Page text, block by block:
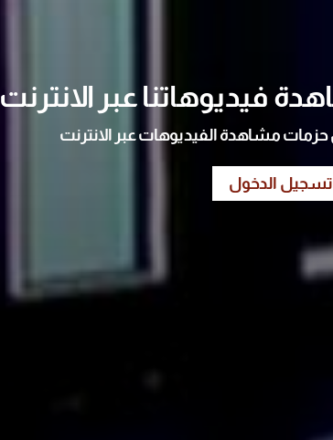
فيديوهاتنا عبر الانترنت
مشاهدة الفيديوهات عبر الانترنت